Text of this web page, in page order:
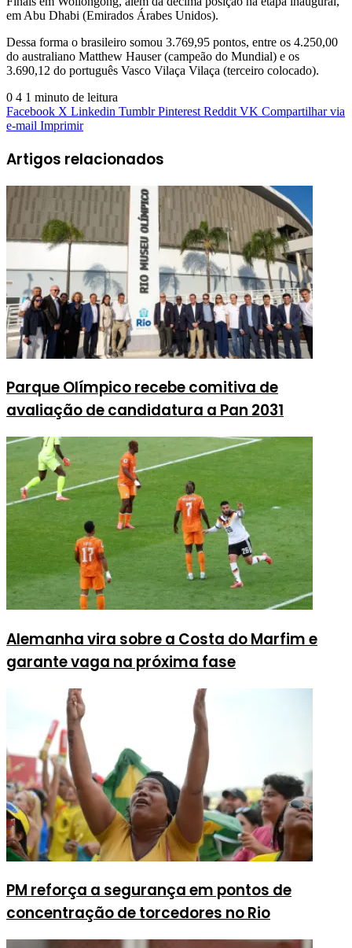
em Abu Dhabi (Emirados Árabes Unidos).
Dessa forma o brasileiro somou 3.769,95 pontos, entre os 4.250,00
do australiano Matthew Hauser (campeão do Mundial) e os
3.690,12 do português Vasco Vilaça Vilaça (terceiro colocado).
0 4 1 minuto de leitura
Facebook X Linkedin Tumblr Pinterest Reddit VK Compartilhar via
e-mail Imprimir
Artigos relacionados
Parque Olímpico recebe comitiva de
avaliação de candidatura a Pan 2031
Alemanha vira sobre a Costa do Marfim e
garante vaga na próxima fase
PM reforça a segurança em pontos de
concentração de torcedores no Rio